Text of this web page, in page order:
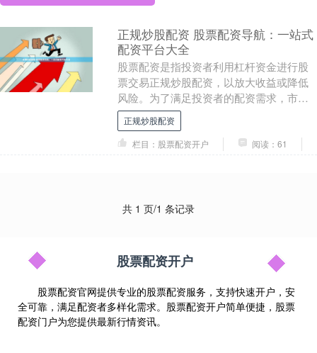
正规炒股配资 股票配资导航：一站式
配资平台大全
股票配资是指投资者利用杠杆资金进行股
票交易正规炒股配资，以放大收益或降低
风险。为了满足投资者的配资需求，市面
上涌现了众多配资平台。 * **法人资格：**
申请配....
正规炒股配资
栏目：股票配资开户
阅读：61
共 1 页/1 条记录
股票配资开户
股票配资官网提供专业的股票配资服务，支持快速开户，安
全可靠，满足配资者多样化需求。股票配资开户简单便捷，股票
配资门户为您提供最新行情资讯。